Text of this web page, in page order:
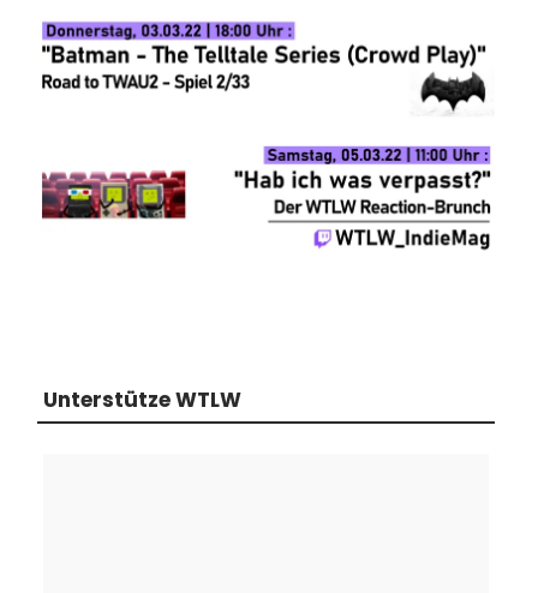
Unterstütze WTLW